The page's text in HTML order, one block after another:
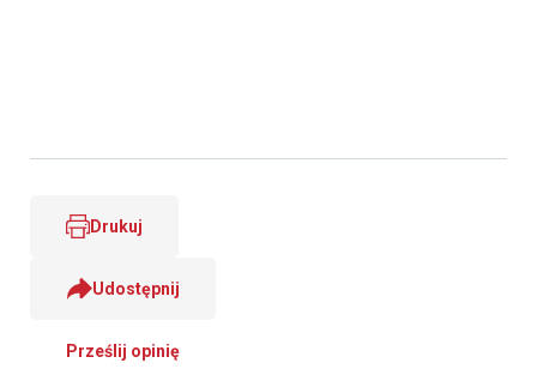
Drukuj
Udostępnij
Prześlij opinię